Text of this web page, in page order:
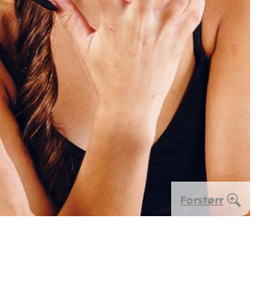
Forstørr